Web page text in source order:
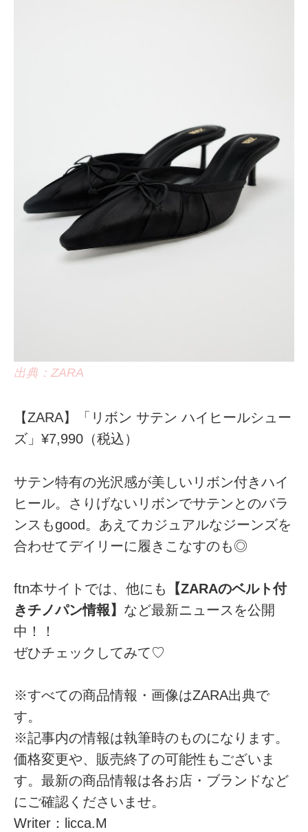
出典：ZARA
【ZARA】「リボン サテン ハイヒールシュー
ズ」¥7,990（税込）
サテン特有の光沢感が美しいリボン付きハイ
ヒール。さりげないリボンでサテンとのバラ
ンスもgood。あえてカジュアルなジーンズを
合わせてデイリーに履きこなすのも◎
ftn本サイトでは、他にも
【ZARAのベルト付
きチノパン情報】 など最新ニュースを公開
中！！
ぜひチェックしてみて♡
※すべての商品情報・画像はZARA出典で
す。
※記事内の情報は執筆時のものになります。
価格変更や、販売終了の可能性もございま
す。最新の商品情報は各お店・ブランドなど
にご確認くださいませ。
Writer：licca.M